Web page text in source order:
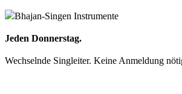
Jeden Donnerstag.
Wechselnde Singleiter. Keine Anmeldung